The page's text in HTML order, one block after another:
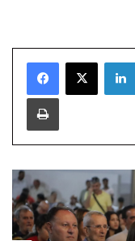
Yazdır